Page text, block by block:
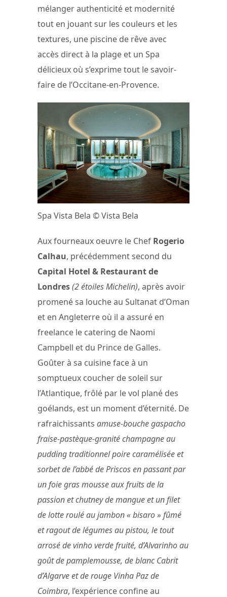
mélanger authenticité et modernité
tout en jouant sur les couleurs et les
textures, une piscine de rêve avec
accès direct à la plage et un Spa
délicieux où s’exprime tout le savoir-
faire de l’Occitane-en-Provence.
Spa Vista Bela © Vista Bela
Aux fourneaux oeuvre le Chef Rogerio
Calhau, précédemment second du
Capital Hotel & Restaurant de
Londres(2 étoiles Michelin), après avoir
promené sa louche au Sultanat d’Oman
et en Angleterre où il a assuré en
freelance le catering de Naomi
Campbell et du Prince de Galles.
Goûter à sa cuisine face à un
somptueux coucher de soleil sur
l’Atlantique, frôlé par le vol plané des
goélands, est un moment d’éternité. De
rafraichissants amuse-bouche gaspacho
fraise-pastèque-granité champagne au
pudding traditionnel poire caramélisée et
sorbet de l’abbé de Priscos en passant par
un foie gras mousse aux fruits de la
passion et chutney de mangue et un filet
de lotte roulé au jambon « bisaro » fûmé
et ragout de légumes au pistou, le tout
arrosé de vinho verde fruité, d’Alvarinho au
goût de pamplemousse, de blanc Cabrit
d’Algarve et de rouge Vinha Paz de
Coimbra, l’expérience confine au